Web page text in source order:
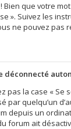
Bien que votre
». Suivez les
ne pouvez pas
déconnecté
pas la case «
par quelqu’un
depuis un
forum ait